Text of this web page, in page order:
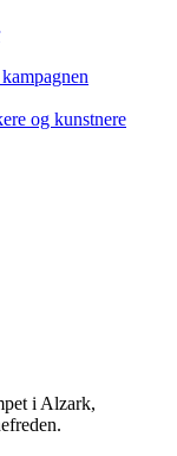
og kunstnere
i Alzark,